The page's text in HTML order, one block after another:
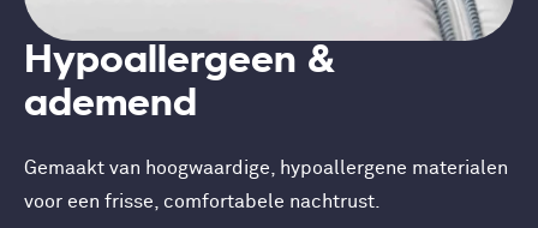
Hypoallergeen &
ademend
Gemaakt van hoogwaardige, hypoallergene materialen
voor een frisse, comfortabele nachtrust.